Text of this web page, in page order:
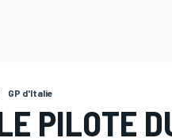
GP d'Italie
PILOTE